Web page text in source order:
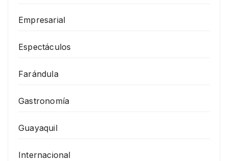
Empresarial
Espectáculos
Farándula
Gastronomía
Guayaquil
Internacional